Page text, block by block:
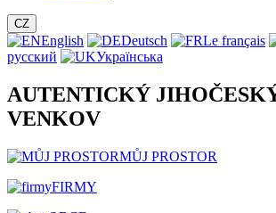
CZ
English Deutsch Le français
русский
Українська
AUTENTICKÝ
VENKOV
MŮJ PROSTOR
FIRMY